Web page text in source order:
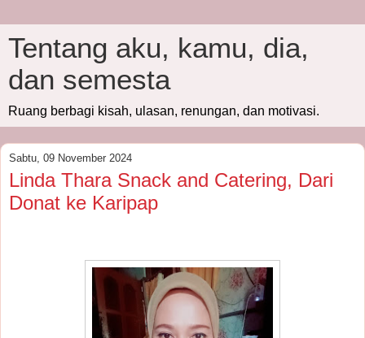
Tentang aku, kamu, dia,
dan semesta
Ruang berbagi kisah, ulasan, renungan, dan motivasi.
Sabtu, 09 November 2024
Linda Thara Snack and Catering, Dari
Donat ke Karipap